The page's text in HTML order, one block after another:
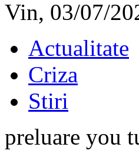
Vin, 03/07/
Actualitate
Criza
Stiri
preluare you